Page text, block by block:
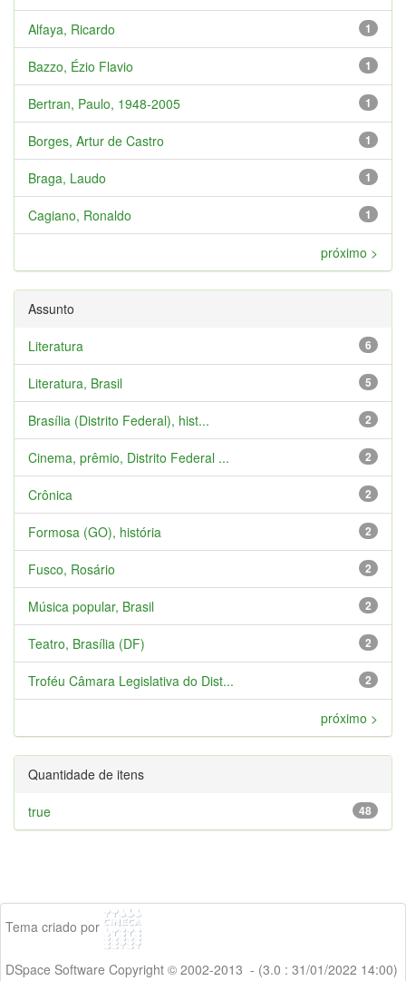
1
Alfaya, Ricardo
1
Bazzo, Ézio Flavio
1
Bertran, Paulo, 1948-2005
1
Borges, Artur de Castro
1
Braga, Laudo
1
Cagiano, Ronaldo
próximo >
Assunto
6
Literatura
5
Literatura, Brasil
2
Brasília (Distrito Federal), hist...
2
Cinema, prêmio, Distrito Federal ...
2
Crônica
2
Formosa (GO), história
2
Fusco, Rosário
2
Música popular, Brasil
2
Teatro, Brasília (DF)
2
Troféu Câmara Legislativa do Dist...
próximo >
Quantidade de itens
48
true
Tema criado por
DSpace Software Copyright © 2002-2013 - (3.0 : 31/01/2022 14:00)